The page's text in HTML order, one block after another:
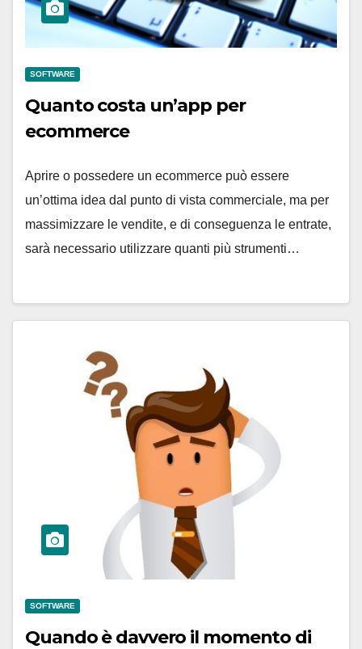
SOFTWARE
Quanto costa un’app per
ecommerce
Aprire o possedere un ecommerce può essere
un’ottima idea dal punto di vista commerciale, ma per
massimizzare le vendite, e di conseguenza le entrate,
sarà necessario utilizzare quanti più strumenti…
SOFTWARE
Quando è davvero il momento di